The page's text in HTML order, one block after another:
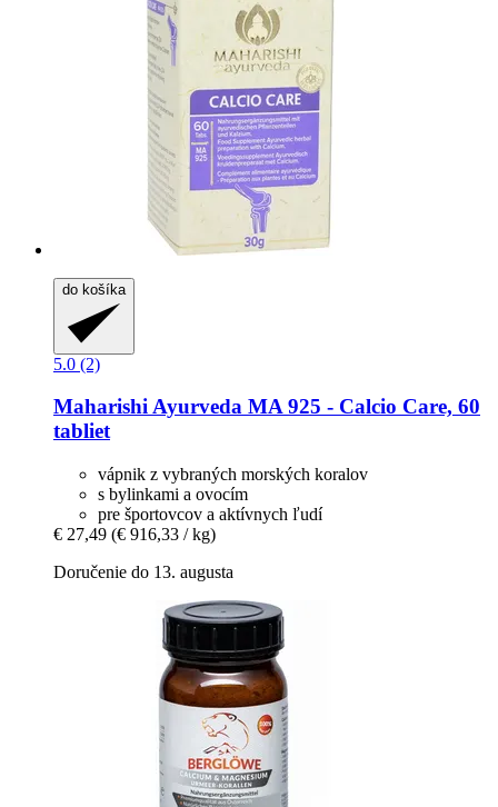
do košíka
5.0 (2)
Maharishi Ayurveda MA 925 -​ Calcio Care, 60
tabliet
vápnik z vybraných morských koralov
s bylinkami a ovocím
pre športovcov a aktívnych ľudí
€ 27,49 (€ 916,33 / kg)
Doručenie do 13. augusta